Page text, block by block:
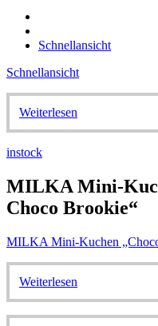
Schnellansicht
Schnellansicht
Weiterlesen
instock
MILKA Mini-
Choco Brookie“
MILKA Mini-Kuchen
Weiterlesen